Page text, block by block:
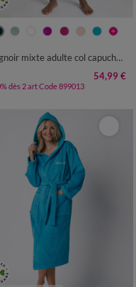
36 38/40 42/44
46/48
Peignoir mixte adulte col capuche - éponge bouclette 380 g/m²
54,99 €
dès 2 art Code 899013